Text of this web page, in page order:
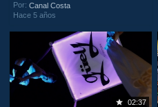
Por:Canal Costa
Hace 5 años
02:37